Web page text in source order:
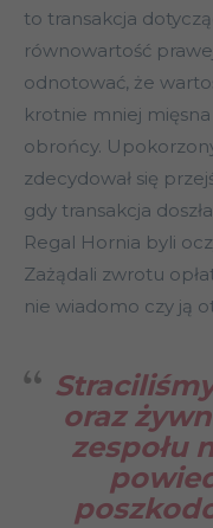
to transakcja
równowartość
odnotować, że
krotnie mniej
obrońcy.
zdecydował się
gdy transakcja
Regal Hornia byli
Zażądali zwrotu
nie wiadomo czy ją
oraz
zespołu